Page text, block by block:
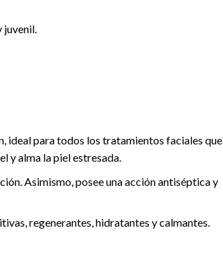
juvenil.
ideal para todos los tratamientos faciales que
y alma la piel estresada.
Asimismo, posee una acción antiséptica y
regenerantes, hidratantes y calmantes.